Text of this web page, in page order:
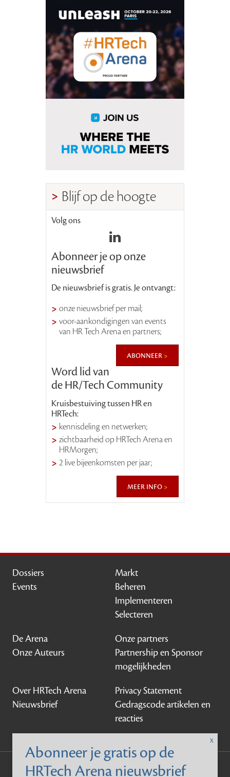
Blijf op de hoogte
Volg ons
Abonneer je op onze
nieuwsbrief
De nieuwsbrief is gratis. Je ontvangt:
onze nieuwsbrief per mail;
voor-aankondigingen van events
van HR Tech Arena en partners;
abonneer
Word lid van
de HR/Tech Community
Kruisbestuiving tussen HR en
HRTech:
kennisdeling en netwerken;
zichtbaarheid op HRTech Arena en
HRMorgen;
2 live bijeenkomsten per jaar;
meer info
Dossiers
Events
Markt
Beheren
Implementeren
Selecteren
De Arena
Onze Auteurs
Onze partners
Partnership en Sponsor
mogelijkheden
Over HRTech Arena
Nieuwsbrief
Privacy Statement
Gedragscode artikelen en
reacties